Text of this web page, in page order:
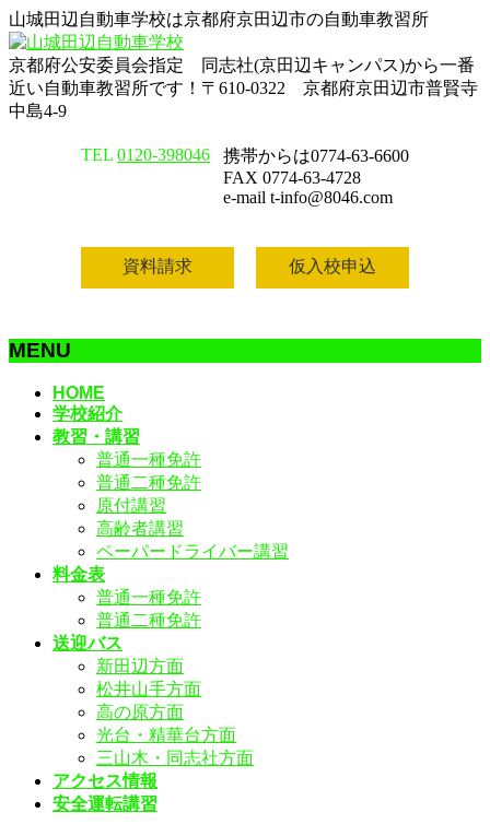
山城田辺自動車学校は京都府京田辺市の自動車教習所
京都府公安委員会指定 同志社(京田辺キャンパス)から一番
近い自動車教習所です！〒610-0322 京都府京田辺市普賢寺
中島4-9
TEL 0120-398046
携帯からは0774-63-6600
FAX 0774-63-4728
e-mail t-info@8046.com
資料請求 仮入校申込
MENU
HOME
学校紹介
教習・講習
普通一種免許
普通二種免許
原付講習
高齢者講習
ペーパードライバー講習
料金表
普通一種免許
普通二種免許
送迎バス
新田辺方面
松井山手方面
高の原方面
光台・精華台方面
三山木・同志社方面
アクセス情報
安全運転講習